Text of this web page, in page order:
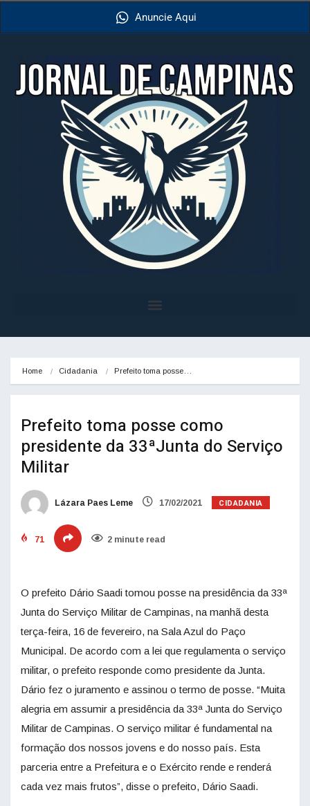
Anuncie Aqui
Home Cidadania Prefeito toma posse…
Prefeito toma posse como
presidente da 33ªJunta do Serviço
Militar
Lázara Paes Leme 17/02/2021 CIDADANIA
71 2 minute read
O prefeito Dário Saadi tomou posse na presidência da 33ª
Junta do Serviço Militar de Campinas, na manhã desta
terça-feira, 16 de fevereiro, na Sala Azul do Paço
Municipal. De acordo com a lei que regulamenta o serviço
militar, o prefeito responde como presidente da Junta.
Dário fez o juramento e assinou o termo de posse. “Muita
alegria em assumir a presidência da 33ª Junta do Serviço
Militar de Campinas. O serviço militar é fundamental na
formação dos nossos jovens e do nosso país. Esta
parceria entre a Prefeitura e o Exército rende e renderá
cada vez mais frutos”, disse o prefeito, Dário Saadi.